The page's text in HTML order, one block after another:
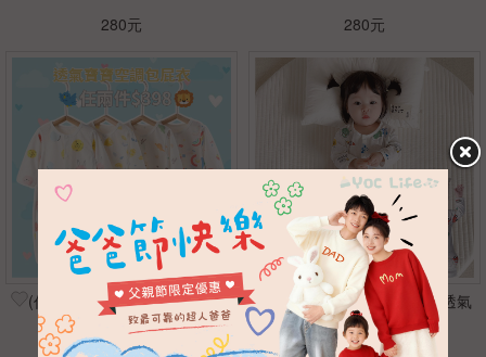
280元 280元
(任兩件398)透氣寶寶空調包屁
衣
66 73 80
(任兩件$450)長袖竹纖維透氣
排釦包屁衣
66 73 80